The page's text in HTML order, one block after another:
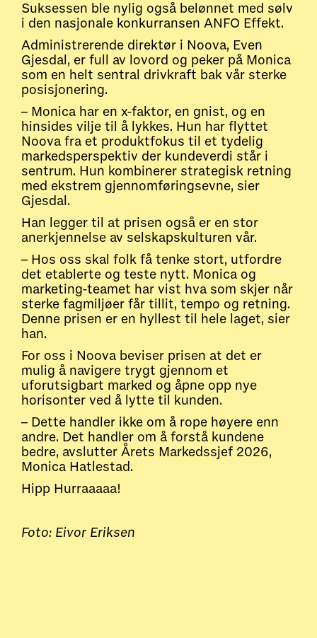
Suksessen ble nylig også belønnet med sølv
i den nasjonale konkurransen ANFO Effekt.
Administrerende direktør i Noova, Even
Gjesdal, er full av lovord og peker på Monica
som en helt sentral drivkraft bak vår sterke
posisjonering.
– Monica har en x-faktor, en gnist, og en
hinsides vilje til å lykkes. Hun har flyttet
Noova fra et produktfokus til et tydelig
markedsperspektiv der kundeverdi står i
sentrum. Hun kombinerer strategisk retning
med ekstrem gjennomføringsevne, sier
Gjesdal.
Han legger til at prisen også er en stor
anerkjennelse av selskapskulturen vår.
– Hos oss skal folk få tenke stort, utfordre
det etablerte og teste nytt. Monica og
marketing-teamet har vist hva som skjer når
sterke fagmiljøer får tillit, tempo og retning.
Denne prisen er en hyllest til hele laget, sier
han.
For oss i Noova beviser prisen at det er
mulig å navigere trygt gjennom et
uforutsigbart marked og åpne opp nye
horisonter ved å lytte til kunden.
– Dette handler ikke om å rope høyere enn
andre. Det handler om å forstå kundene
bedre, avslutter Årets Markedssjef 2026,
Monica Hatlestad.
Hipp Hurraaaaa!
Foto: Eivor Eriksen